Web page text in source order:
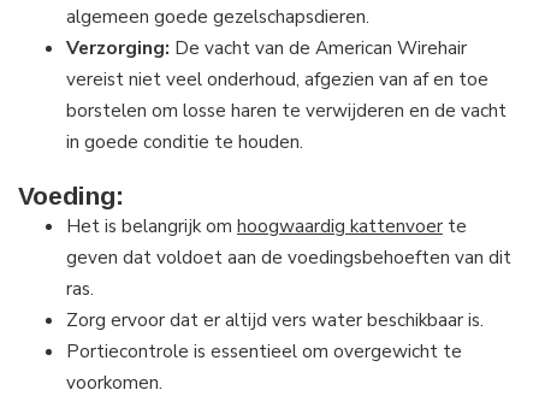
algemeen goede gezelschapsdieren.
Verzorging: De vacht van de American Wirehair
vereist niet veel onderhoud, afgezien van af en toe
borstelen om losse haren te verwijderen en de vacht
in goede conditie te houden.
Voeding:
Het is belangrijk om hoogwaardig kattenvoer te
geven dat voldoet aan de voedingsbehoeften van dit
ras.
Zorg ervoor dat er altijd vers water beschikbaar is.
Portiecontrole is essentieel om overgewicht te
voorkomen.